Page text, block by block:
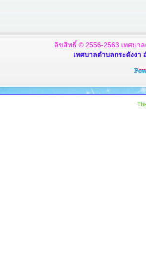
ลิขสิทธิ์ © 2556-2563 เทศบา
เทศบาลตำบลกระดังงา